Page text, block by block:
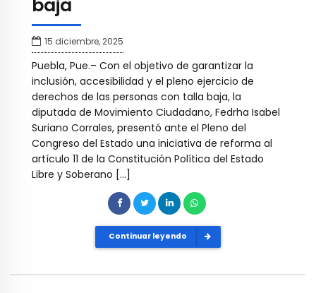
baja
15 diciembre, 2025
Puebla, Pue.– Con el objetivo de garantizar la
inclusión, accesibilidad y el pleno ejercicio de
derechos de las personas con talla baja, la
diputada de Movimiento Ciudadano, Fedrha Isabel
Suriano Corrales, presentó ante el Pleno del
Congreso del Estado una iniciativa de reforma al
artículo 11 de la Constitución Política del Estado
Libre y Soberano […]
Continuar leyendo